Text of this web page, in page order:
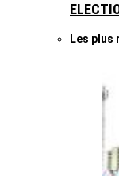
Les plus